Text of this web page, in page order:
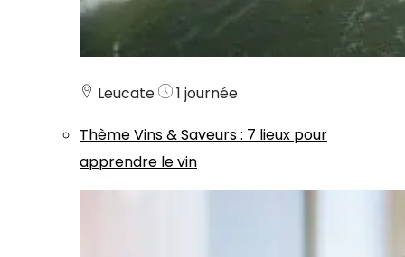
Leucate
1 journée
ThèmeVins & Saveurs: 7 lieux pour
apprendre le vin